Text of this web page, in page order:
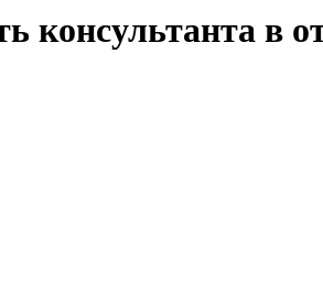
консультанта в